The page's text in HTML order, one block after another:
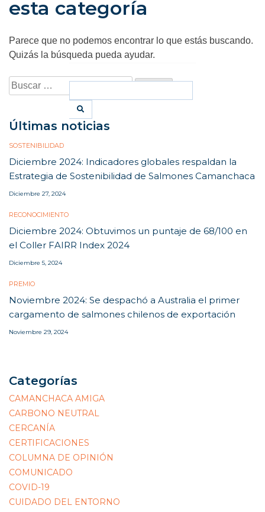
esta categoría
Parece que no podemos encontrar lo que estás buscando.
Quizás la búsqueda pueda ayudar.
Buscar:
for:
Últimas noticias
SOSTENIBILIDAD
Diciembre 2024: Indicadores globales respaldan la
Estrategia de Sostenibilidad de Salmones Camanchaca
Diciembre 27, 2024
RECONOCIMIENTO
Diciembre 2024: Obtuvimos un puntaje de 68/100 en
el Coller FAIRR Index 2024
Diciembre 5, 2024
PREMIO
Noviembre 2024: Se despachó a Australia el primer
cargamento de salmones chilenos de exportación
Noviembre 29, 2024
Categorías
CAMANCHACA AMIGA
CARBONO NEUTRAL
CERCANÍA
CERTIFICACIONES
COLUMNA DE OPINIÓN
COMUNICADO
COVID-19
CUIDADO DEL ENTORNO